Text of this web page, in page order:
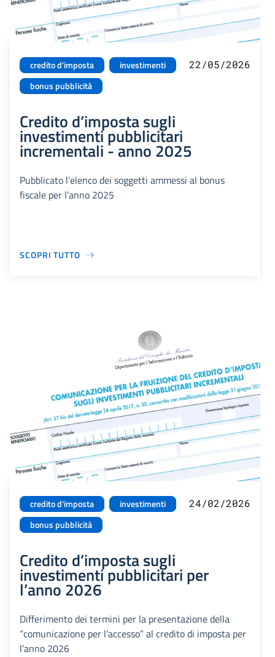
credito d'imposta
investimenti
bonus pubblicità
22/05/2026
Credito d’imposta sugli
investimenti pubblicitari
incrementali - anno 2025
Pubblicato l’elenco dei soggetti ammessi al bonus
fiscale per l’anno 2025
SCOPRI TUTTO
credito d'imposta
investimenti
bonus pubblicità
24/02/2026
Credito d’imposta sugli
investimenti pubblicitari per
l’anno 2026
Differimento dei termini per la presentazione della
“comunicazione per l’accesso” al credito di imposta per
l’anno 2026